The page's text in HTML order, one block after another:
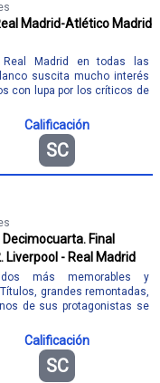
Madrid-Atlético Madrid
Madrid en todas las
suscita mucho interés
con lupa por los críticos de
Calificación
SC
Final
Liverpool - Real Madrid
más memorables y
grandes remontadas,
de sus protagonistas se
Calificación
SC